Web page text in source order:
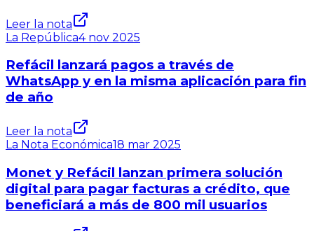
Leer la nota
La República4 nov 2025
Refácil lanzará pagos a través de
WhatsApp y en la misma aplicación para fin
de año
Leer la nota
La Nota Económica18 mar 2025
Monet y Refácil lanzan primera solución
digital para pagar facturas a crédito, que
beneficiará a más de 800 mil usuarios